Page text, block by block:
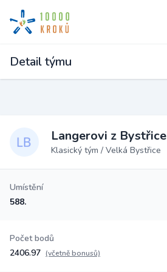
Detail týmu
Langerovi z Bystřice
Klasický tým / Velká Bystřice
Umístění
588.
Počet bodů
2406.97 (včetně bonusů)